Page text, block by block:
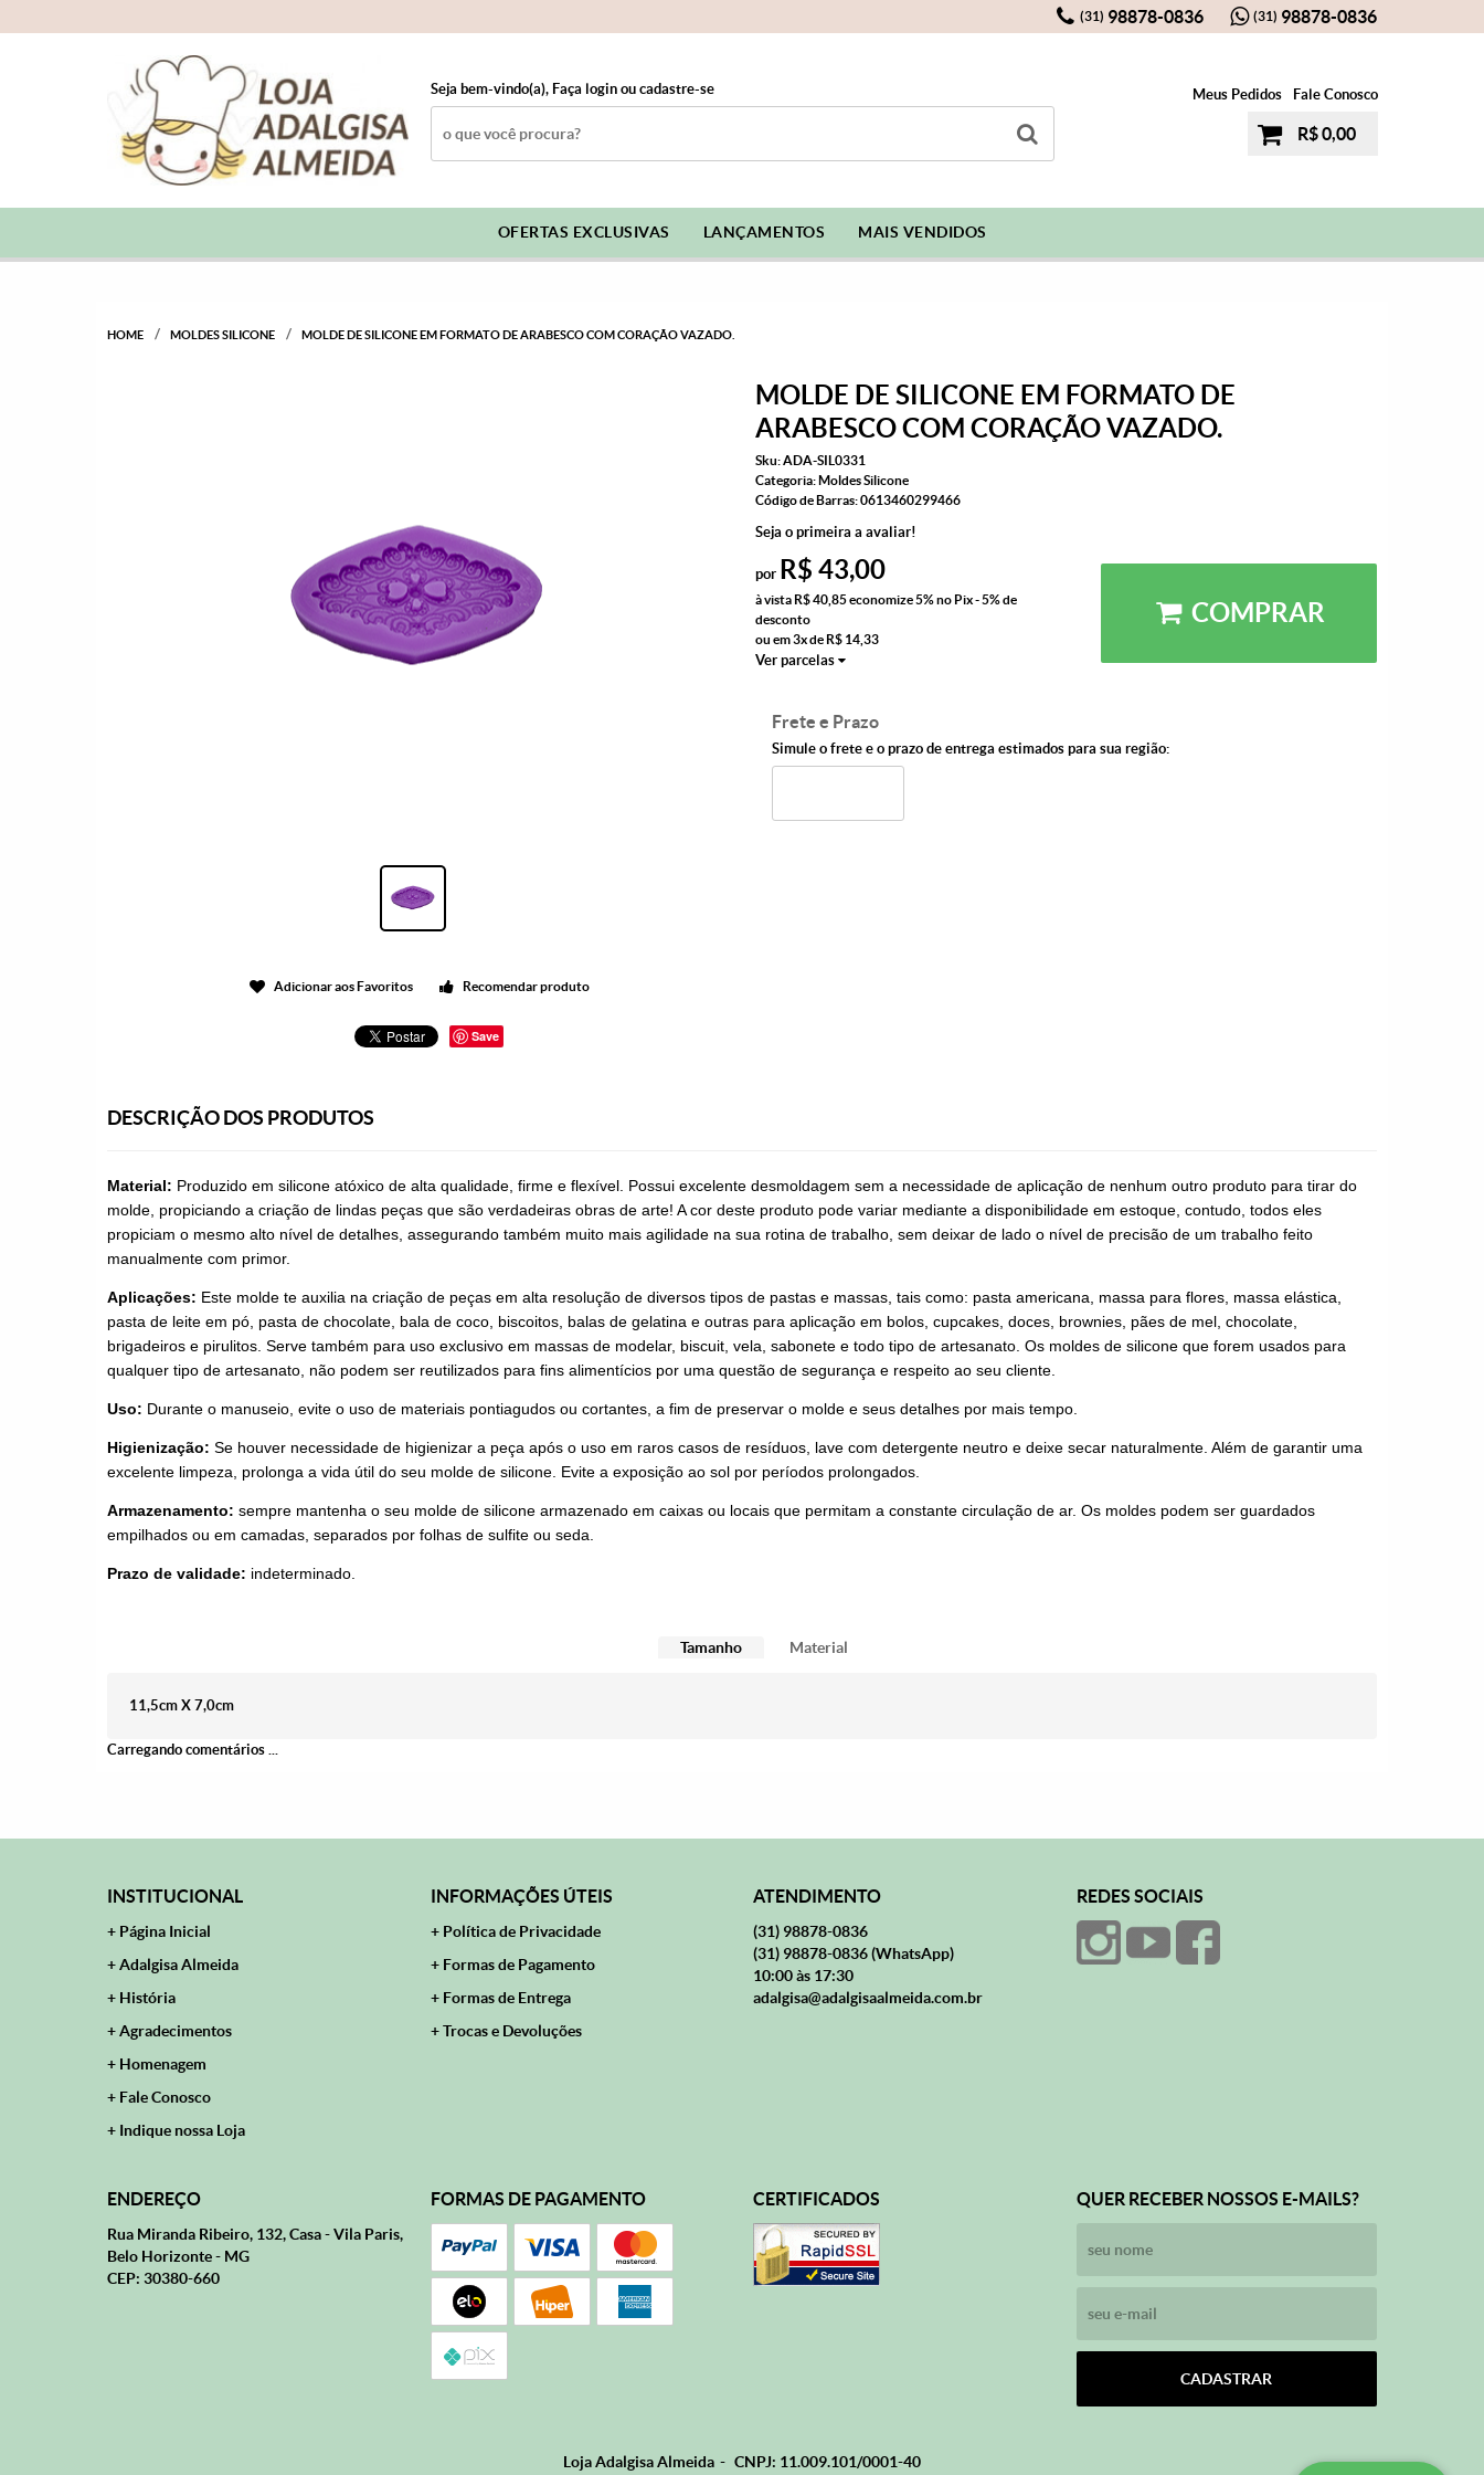
(31) 98878-0836 (31) 98878-0836
Seja bem-vindo(a), Faça login ou cadastre-se Meus Pedidos Fale Conosco
R$ 0,00
OFERTAS EXCLUSIVAS LANÇAMENTOS MAIS VENDIDOS
HOME MOLDES SILICONE MOLDE DE SILICONE EM FORMATO DE ARABESCO COM CORAÇÃO VAZADO.
Adicionar aos Favoritos Recomendar produto
Save
MOLDE DE SILICONE EM FORMATO DE
ARABESCO COM CORAÇÃO VAZADO.
Sku:ADA-SIL0331
Categoria:Moldes Silicone
Código de Barras:0613460299466
Seja o primeira a avaliar!
por R$ 43,00
à vista R$ 40,85economize5%no Pix - 5% de
desconto
ou em3xde R$ 14,33
Ver parcelas
COMPRAR
Frete e Prazo
Simule o frete e o prazo de entrega estimados para sua região:
DESCRIÇÃO DOS PRODUTOS
Material: Produzido em silicone atóxico de alta qualidade, firme e flexível. Possui excelente desmoldagem sem a necessidade de aplicação de nenhum outro produto para tirar do
molde, propiciando a criação de lindas peças que são verdadeiras obras de arte! A cor deste produto pode variar mediante a disponibilidade em estoque, contudo, todos eles
propiciam o mesmo alto nível de detalhes, assegurando também muito mais agilidade na sua rotina de trabalho, sem deixar de lado o nível de precisão de um trabalho feito
manualmente com primor.
Aplicações: Este molde te auxilia na criação de peças em alta resolução de diversos tipos de pastas e massas, tais como: pasta americana, massa para flores, massa elástica,
pasta de leite em pó, pasta de chocolate, bala de coco, biscoitos, balas de gelatina e outras para aplicação em bolos, cupcakes, doces, brownies, pães de mel, chocolate,
brigadeiros e pirulitos. Serve também para uso exclusivo em massas de modelar, biscuit, vela, sabonete e todo tipo de artesanato. Os moldes de silicone que forem usados para
qualquer tipo de artesanato, não podem ser reutilizados para fins alimentícios por uma questão de segurança e respeito ao seu cliente.
Uso: Durante o manuseio, evite o uso de materiais pontiagudos ou cortantes, a fim de preservar o molde e seus detalhes por mais tempo.
Higienização: Se houver necessidade de higienizar a peça após o uso em raros casos de resíduos, lave com detergente neutro e deixe secar naturalmente. Além de garantir uma
excelente limpeza, prolonga a vida útil do seu molde de silicone. Evite a exposição ao sol por períodos prolongados.
Armazenamento: sempre mantenha o seu molde de silicone armazenado em caixas ou locais que permitam a constante circulação de ar. Os moldes podem ser guardados
empilhados ou em camadas, separados por folhas de sulfite ou seda.
Prazo de validade: indeterminado.
Tamanho Material
11,5cm X 7,0cm
Carregando comentários ...
INSTITUCIONAL
Página Inicial
Adalgisa Almeida
História
Agradecimentos
Homenagem
Fale Conosco
Indique nossa Loja
INFORMAÇÕES ÚTEIS
Política de Privacidade
Formas de Pagamento
Formas de Entrega
Trocas e Devoluções
ATENDIMENTO
(31) 98878-0836
(31) 98878-0836(WhatsApp)
10:00 às 17:30
adalgisa@adalgisaalmeida.com.br
REDES SOCIAIS
ENDEREÇO
Rua Miranda Ribeiro, 132, Casa-Vila Paris,
Belo Horizonte- MG
CEP: 30380-660
FORMAS DE PAGAMENTO CERTIFICADOS QUER RECEBER NOSSOS E-MAILS?
CADASTRAR
Loja Adalgisa Almeida CNPJ: 11.009.101/0001-40